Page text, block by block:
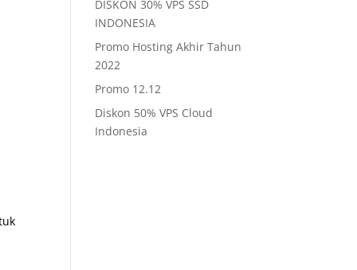
DISKON 30% VPS SSD
INDONESIA
Promo Hosting Akhir Tahun
2022
Promo 12.12
Diskon 50% VPS Cloud
Indonesia